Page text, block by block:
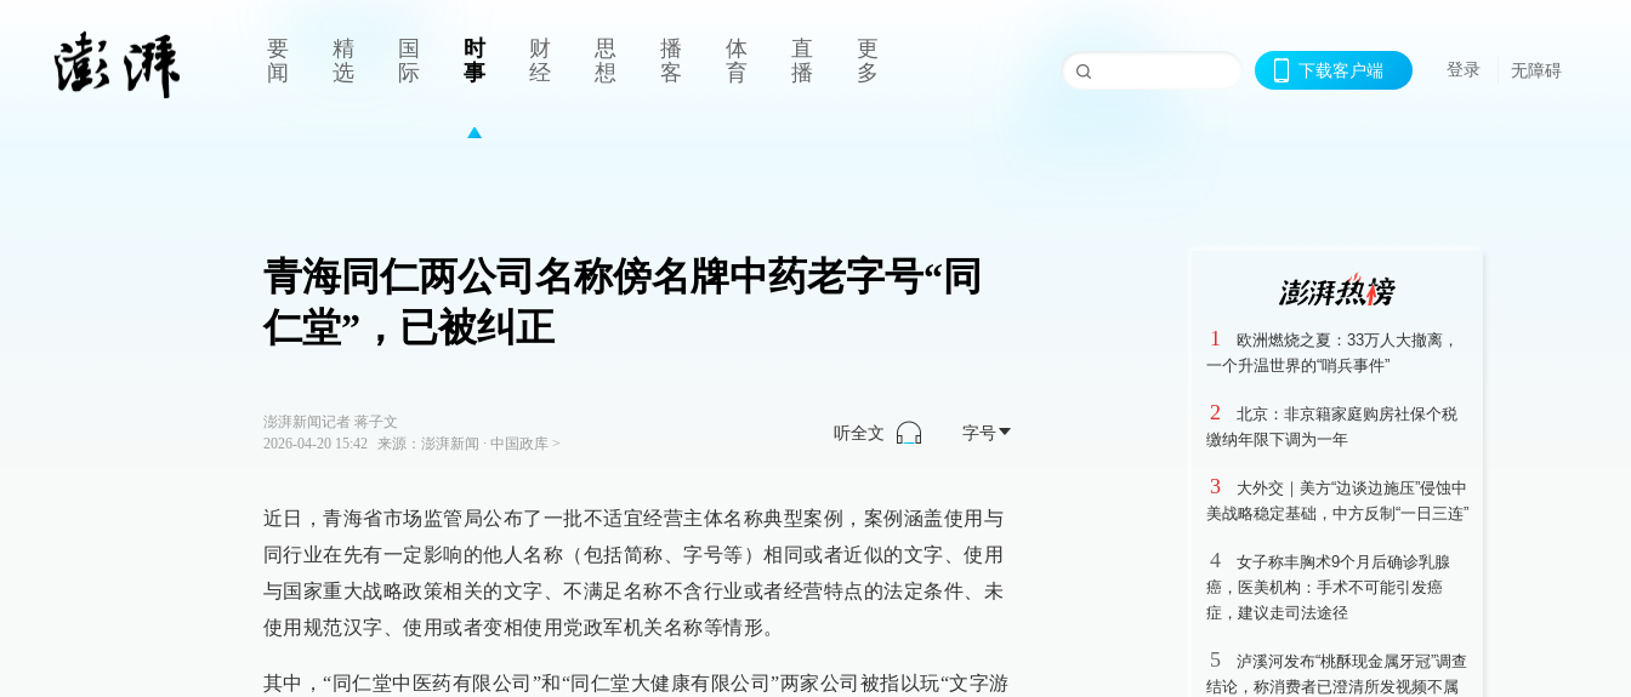
要
闻
精
选
国
际
时
事
财
经
思
想
播
客
体
育
直
播
更
多
下载客户端 登录 无障碍
青海同仁两公司名称傍名牌中药老字号“同
仁堂”，已被纠正
澎湃新闻记者 蒋子文
2026-04-20 15:42
来源： 澎湃新闻 ∙ 中国政库>
听全文 字号
近日，青海省市场监管局公布了一批不适宜经营主体名称典型案例，案例涵盖使用与
同行业在先有一定影响的他人名称（包括简称、字号等）相同或者近似的文字、使用
与国家重大战略政策相关的文字、不满足名称不含行业或者经营特点的法定条件、未
使用规范汉字、使用或者变相使用党政军机关名称等情形。
其中，“同仁堂中医药有限公司”和“同仁堂大健康有限公司”两家公司被指以玩“文字游
1
欧洲燃烧之夏：33万人大撤离，
一个升温世界的“哨兵事件”
2
北京：非京籍家庭购房社保个税
缴纳年限下调为一年
3
大外交｜美方“边谈边施压”侵蚀中
美战略稳定基础，中方反制“一日三连”
4
女子称丰胸术9个月后确诊乳腺
癌，医美机构：手术不可能引发癌
症，建议走司法途径
5
泸溪河发布“桃酥现金属牙冠”调查
结论，称消费者已澄清所发视频不属